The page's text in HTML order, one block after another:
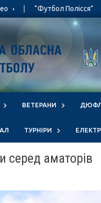
“Футбол Полісся”
ВЕТЕРАНИ
ТУРНІРИ
серед аматорів